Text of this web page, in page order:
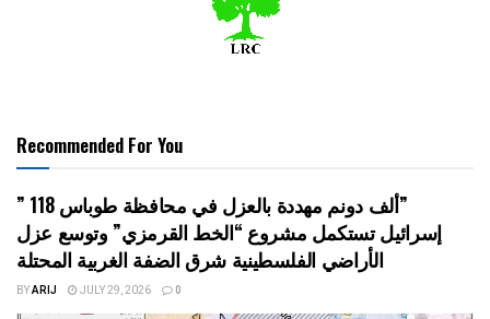
Recommended For You
” 118 ألف دونم مهددة بالعزل في محافظة طوباس”
إسرائيل تستكمل مشروع “الخط القرمزي” وتوسع عزل
الأراضي الفلسطينية شرق الضفة الغربية المحتلة
BYARIJ JULY 29, 2026 0